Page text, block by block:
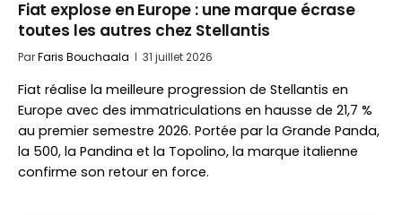
Fiat explose en Europe : une marque écrase
toutes les autres chez Stellantis
ParFaris Bouchaala 31 juillet 2026
Fiat réalise la meilleure progression de Stellantis en
Europe avec des immatriculations en hausse de 21,7 %
au premier semestre 2026. Portée par la Grande Panda,
la 500, la Pandina et la Topolino, la marque italienne
confirme son retour en force.